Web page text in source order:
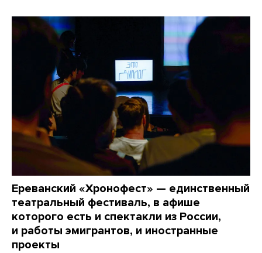
Ереванский «Хронофест» — единственный
театральный фестиваль, в афише
которого есть и спектакли из России,
и работы эмигрантов, и иностранные
проекты